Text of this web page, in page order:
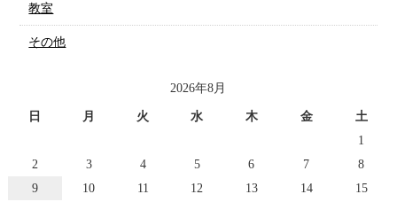
教室
その他
2026年8月
日 月 火 水 木 金
土
1
2
3 4 5 6 7
8
9
10 11 12 13 14 15